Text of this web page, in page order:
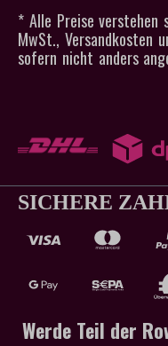
* Alle Preise
MwSt., Versandkosten
sofern nicht anders
SICHERE
Werde Teil der